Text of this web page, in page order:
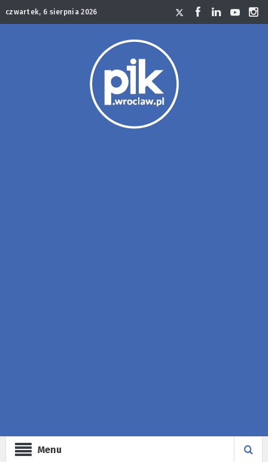
czwartek, 6 sierpnia 2026
Menu